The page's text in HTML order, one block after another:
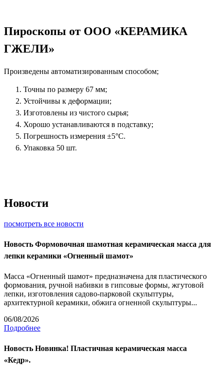
Пироскопы от ООО «КЕРАМИКА
ГЖЕЛИ»
Произведены автоматизированным способом;
Точны по размеру 67 мм;
Устойчивы к деформации;
Изготовлены из чистого сырья;
Хорошо устанавливаются в подставку;
Погрешность измерения ±5°C.
Упаковка 50 шт.
Новости
посмотреть все новости
Новость Формовочная шамотная керамическая масса для
лепки керамики «Огненный шамот»
Масса «Огненный шамот» предназначена для пластического
формования, ручной набивки в гипсовые формы, жгутовой
лепки, изготовления садово-парковой скульптуры,
архитектурной керамики, обжига огненной скульптуры...
06/08/2026
Подробнее
Новость Новинка! Пластичная керамическая масса
«Кедр».